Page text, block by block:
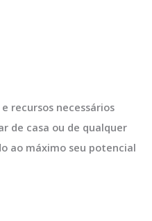
recursos necessários
de casa ou de qualquer
ao máximo seu potencial